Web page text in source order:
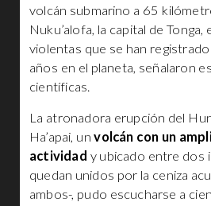
volcán submarino a 65
Nuku’alofa, la capital de Tonga,
violentas que se han
años en el planeta, señalaron
científicas.
La atronadora erupción del
Ha’apai, unvolcán con un
actividad y ubicado entre dos
quedan unidos por la ceniza
ambos-, pudo escucharse a